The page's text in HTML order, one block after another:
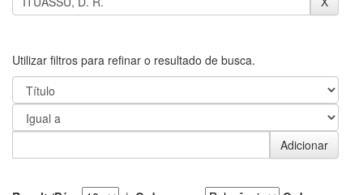
Utilizar filtros para refinar o resultado de busca.